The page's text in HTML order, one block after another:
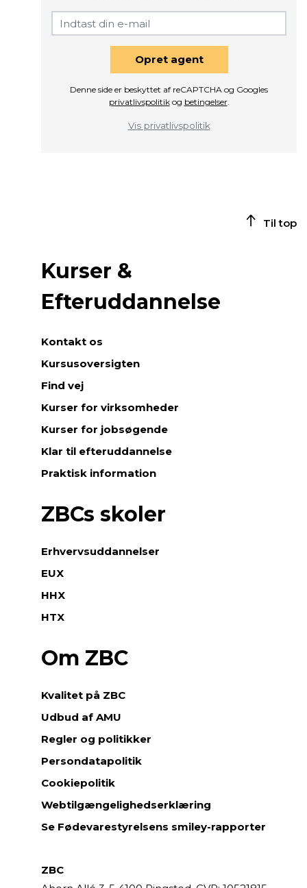
Opret agent
Denne side er beskyttet af reCAPTCHA og Googles
privatlivspolitikog betingelser.
Vis privatlivspolitik
Til top
Kurser &
Efteruddannelse
Kontakt os
Kursusoversigten
Find vej
Kurser for virksomheder
Kurser for jobsøgende
Klar til efteruddannelse
Praktisk information
ZBCs skoler
Erhvervsuddannelser
EUX
HHX
HTX
Om ZBC
Kvalitet på ZBC
Udbud af AMU
Regler og politikker
Persondatapolitik
Cookiepolitik
Webtilgængelighedserklæring
Se Fødevarestyrelsens smiley-rapporter
ZBC